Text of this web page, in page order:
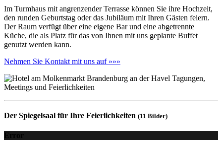
Im Turmhaus mit angrenzender Terrasse können Sie ihre Hochzeit,
den runden Geburtstag oder das Jubiläum mit Ihren Gästen feiern.
Der Raum verfügt über eine eigene Bar und eine abgetrennte
Küche, die als Platz für das von Ihnen mit uns geplante Buffet
genutzt werden kann.
Nehmen Sie Kontakt mit uns auf »»»
Der Spiegelsaal für Ihre Feierlichkeiten (11 Bilder)
Error